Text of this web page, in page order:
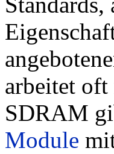
arbeitet
SDRAM
Module